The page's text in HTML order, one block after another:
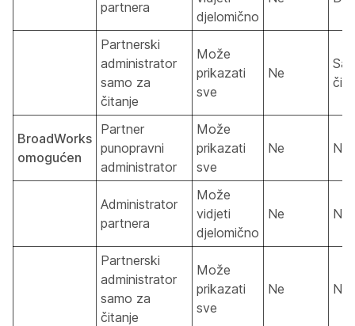
partnera
djelomično
Partnerski
administrator
samo za
čitanje
Može
prikazati
sve
Ne
BroadWorks
omogućen
Partner
punopravni
administrator
Može
prikazati
sve
Ne Ne
Administrator
partnera
Može
vidjeti
djelomično
Ne Ne
Partnerski
administrator
samo za
čitanje
Može
prikazati
sve
Ne Ne